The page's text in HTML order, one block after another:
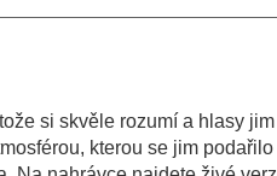
si skvěle rozumí a hlasy
kterou se jim podařilo